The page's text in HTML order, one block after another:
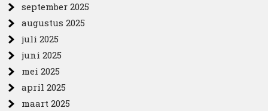
september 2025
augustus 2025
juli 2025
juni 2025
mei 2025
april 2025
maart 2025